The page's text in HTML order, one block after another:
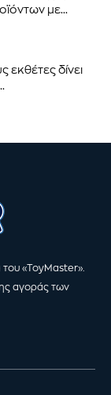
με...
εκθέτες δίνει
«ToyMaster».
αγοράς των